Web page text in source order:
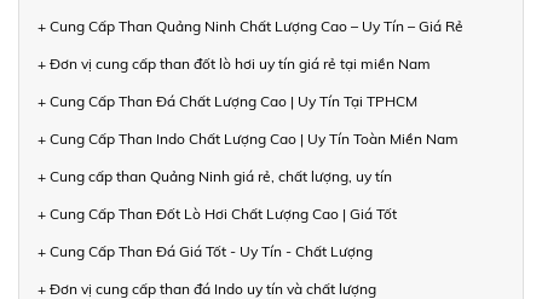
+ Cung Cấp Than Quảng Ninh Chất Lượng Cao – Uy Tín – Giá Rẻ
+ Đơn vị cung cấp than đốt lò hơi uy tín giá rẻ tại miền Nam
+ Cung Cấp Than Đá Chất Lượng Cao | Uy Tín Tại TPHCM
+ Cung Cấp Than Indo Chất Lượng Cao | Uy Tín Toàn Miền Nam
+ Cung cấp than Quảng Ninh giá rẻ, chất lượng, uy tín
+ Cung Cấp Than Đốt Lò Hơi Chất Lượng Cao | Giá Tốt
+ Cung Cấp Than Đá Giá Tốt - Uy Tín - Chất Lượng
+ Đơn vị cung cấp than đá Indo uy tín và chất lượng